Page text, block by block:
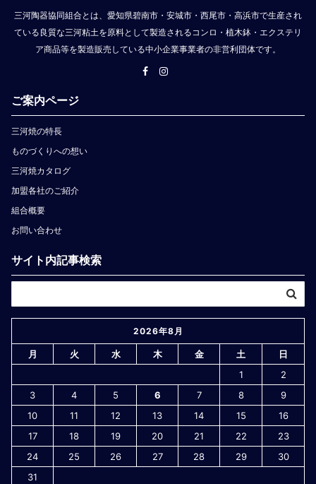
三河陶器協同組合とは、愛知県碧南市・安城市・西尾市・高浜市で生産され
ている良質な三河粘土を原料として製造されるコンロ・植木鉢・エクステリ
ア商品等を製造販売している中小企業事業者の非営利団体です。
ご案内ページ
三河焼の特長
ものづくりへの想い
三河焼カタログ
加盟各社のご紹介
組合概要
お問い合わせ
サイト内記事検索
2026年8月
月 火 水 木 金 土
日
1
2
3
4 5 6 7 8
9
10
11 12 13 14 15
16
17
18 19 20 21 22
23
24
25 26 27 28 29
30
31